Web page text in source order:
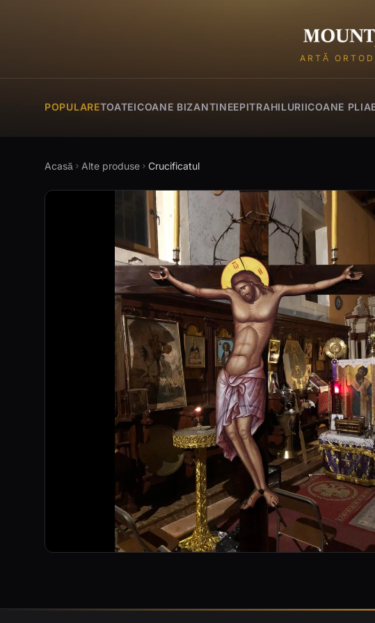
ARTĂ
POPULARETOATEICOANE BIZANTINEEPITRAHILURIICOANE
Acasă Alte produse Crucificatul